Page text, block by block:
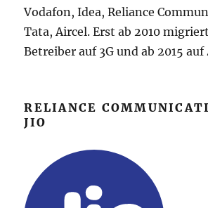
Vodafon, Idea, Reliance
Tata, Aircel. Erst ab 2010
Betreiber auf 3G und ab 2015 auf
RELIANCE
JIO